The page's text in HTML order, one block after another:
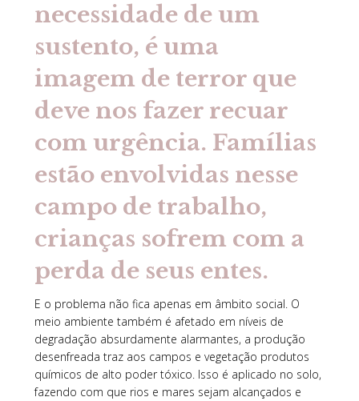
necessidade de um
sustento, é uma
imagem de terror que
deve nos fazer recuar
com urgência. Famílias
estão envolvidas nesse
campo de trabalho,
crianças sofrem com a
perda de seus entes.
E o problema não fica apenas em âmbito social. O
meio ambiente também é afetado em níveis de
degradação absurdamente alarmantes, a produção
desenfreada traz aos campos e vegetação produtos
químicos de alto poder tóxico. Isso é aplicado no solo,
fazendo com que rios e mares sejam alcançados e